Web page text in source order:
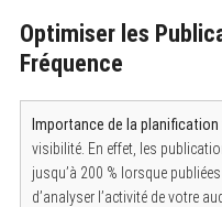
Optimiser les
Fréquence
Importance de la planification
visibilité. En effet, les
jusqu’à 200 % lorsque
d’analyser l’activité de votre
h
f
o
: